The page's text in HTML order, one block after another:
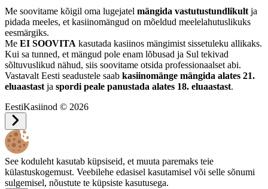
Me soovitame kõigil oma lugejatel mängida vastutustundlikult ja
pidada meeles, et kasiinomängud on mõeldud meelelahutuslikuks
eesmärgiks.
Me EI SOOVITA kasutada kasiinos mängimist sissetuleku allikaks.
Kui sa tunned, et mängud pole enam lõbusad ja Sul tekivad
sõltuvuslikud nähud, siis soovitame otsida professionaalset abi.
Vastavalt Eesti seadustele saab kasiinomänge mängida alates 21.
eluaastast ja spordi peale panustada alates 18. eluaastast.
EestiKasiinod © 2026
See koduleht kasutab küpsiseid, et muuta paremaks teie
külastuskogemust. Veebilehe edasisel kasutamisel või selle sõnumi
sulgemisel, nõustute te küpsiste kasutusega.